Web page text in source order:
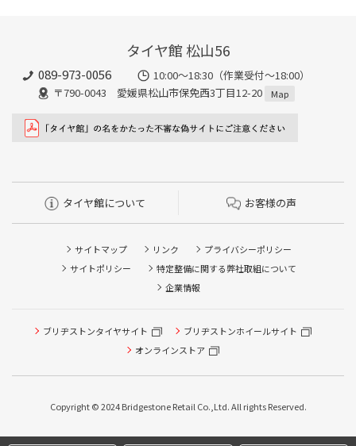
タイヤ館 松山56
089-973-0056
10:00～18:30（作業受付～18:00）
〒790-0043 愛媛県松山市保免西3丁目12-20
Map
タイヤ館について お客様の声
サイトマップ リンク
プライバシーポリシー
サイトポリシー
特定整備に関する弊社取組について
企業情報
ブリヂストンタイヤサイト
ブリヂストンホイールサイト
オンラインストア
Copyright © 2024 Bridgestone Retail Co.,Ltd. All rights Reserved.
タイヤ点検・安全点検/タイヤ履き替え/オイル交換/その他
ピット作業の予約
本日のタイヤ履き替え順番待ち予約 ※クローク契約会員の